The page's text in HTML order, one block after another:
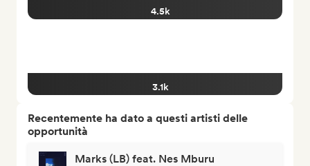
4.5k
3.1k
Recentemente ha dato a questi artisti delle
opportunità
Marks (LB) feat. Nes Mburu